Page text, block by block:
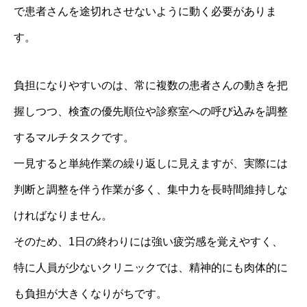
で患者さんを途切れさせないように動く必要がありま
す。
負担になりやすいのは、常に複数の患者さんの動きを把
握しつつ、検査の優先順位や診察室への呼び込みを調整
するマルチタスクです。
一見すると単純作業の繰り返しに見えますが、実際には
判断と調整を伴う作業が多く、集中力を長時間維持しな
ければなりません。
そのため、1日の終わりには強い疲労感を覚えやすく、
特に人員が少ないクリニックでは、精神的にも肉体的に
も負担が大きくなりがちです。